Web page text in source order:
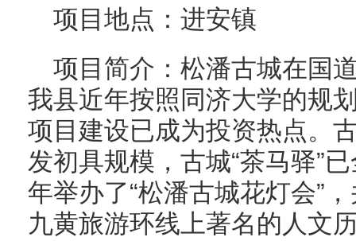
项目地点：进安镇
项目简介：松潘古城在国
我县近年按照同济大学的规
项目建设已成为投资热点。
发初具规模，古城“茶马驿”
年举办了“松潘古城花灯会”
九黄旅游环线上著名的人文